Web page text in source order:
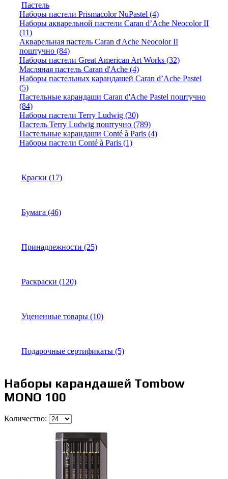
Пастель
Наборы пастели Prismacolor NuPastel (4)
Наборы акварельной пастели Caran d’Ache Neocolor II
(11)
Акварельная пастель Caran d'Ache Neocolor II
поштучно (84)
Наборы пастели Great American Art Works (32)
Масляная пастель Caran d'Ache (4)
Наборы пастельных карандашей Caran d’Ache Pastel
(5)
Пастельные карандаши Caran d'Ache Pastel поштучно
(84)
Наборы пастели Terry Ludwig (30)
Пастель Terry Ludwig поштучно (789)
Пастельные карандаши Conté à Paris (4)
Наборы пастели Conté à Paris (1)
Краски (17)
Бумага (46)
Принадлежности (25)
Раскраски (120)
Уцененные товары (10)
Подарочные сертификаты (5)
Наборы карандашей Tombow
MONO 100
Количество: